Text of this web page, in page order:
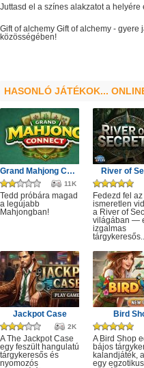
Juttasd el a színes alakzatot a
Gift of alchemy - gyere
Gift of alchemy
közösségében!
HASONLÓ JÁTÉKOK...
Grand Mahjong Connect
11K
Tedd próbára magad
a legújabb
Mahjongban!
River of
Fedezd fel az
ismeretlen
a River of
világában —
izgalmas
Jackpot Case
2K
A The Jackpot Case
egy feszült hangulatú
tárgykeresős és
nyomozós
Bird
A Bird Shop
bájos
kalandjáték,
egy egzotikus